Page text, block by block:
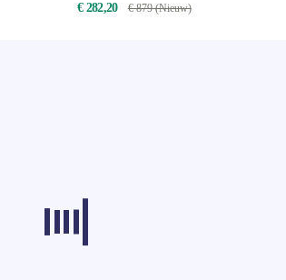
€ 282,20 € 879 (Nieuw)